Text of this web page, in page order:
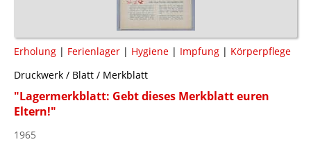
Erholung | Ferienlager | Hygiene | Impfung | Körperpflege
Druckwerk / Blatt / Merkblatt
"Lagermerkblatt: Gebt dieses Merkblatt euren
Eltern!"
1965